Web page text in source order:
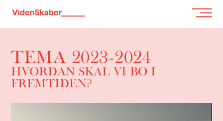
TEMA 2023-2024
HVORDAN SKAL VI BO I
FREMTIDEN?